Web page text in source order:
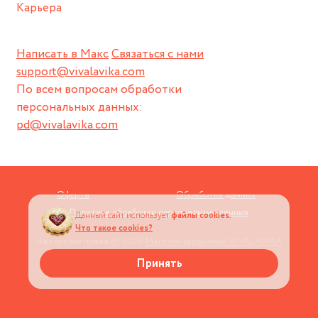
Написать в МаксСвязаться с нами
support@vivalavika.com
По всем вопросам обработки
персональных данных:
pd@vivalavika.com
Карьера
Оферта
Обработка данных
Политика обработки персональных данных
Данный сайт используетфайлы cookies.
Что такое cookies?
Принять